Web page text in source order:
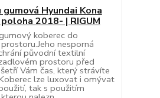
Hyundai Kona
2018- | RIGUM
koberec do
nesporná
původní textilní
prostoru před
Vám čas, který strávíte
lze luxovat i omývat
tak s použitím